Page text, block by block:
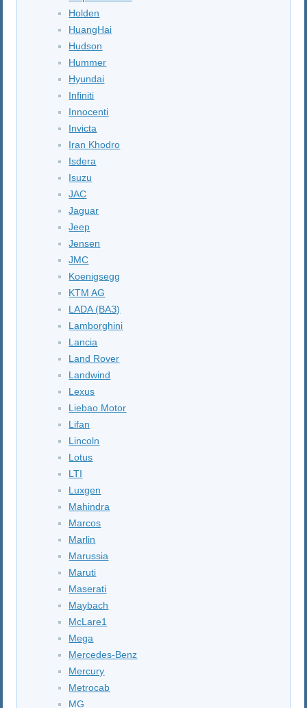
Holden
HuangHai
Hudson
Hummer
Hyundai
Infiniti
Innocenti
Invicta
Iran Khodro
Isdera
Isuzu
JAC
Jaguar
Jeep
Jensen
JMC
Koenigsegg
KTM AG
LADA (ВАЗ)
Lamborghini
Lancia
Land Rover
Landwind
Lexus
Liebao Motor
Lifan
Lincoln
Lotus
LTI
Luxgen
Mahindra
Marcos
Marlin
Marussia
Maruti
Maserati
Maybach
McLare1
Mega
Mercedes-Benz
Mercury
Metrocab
MG